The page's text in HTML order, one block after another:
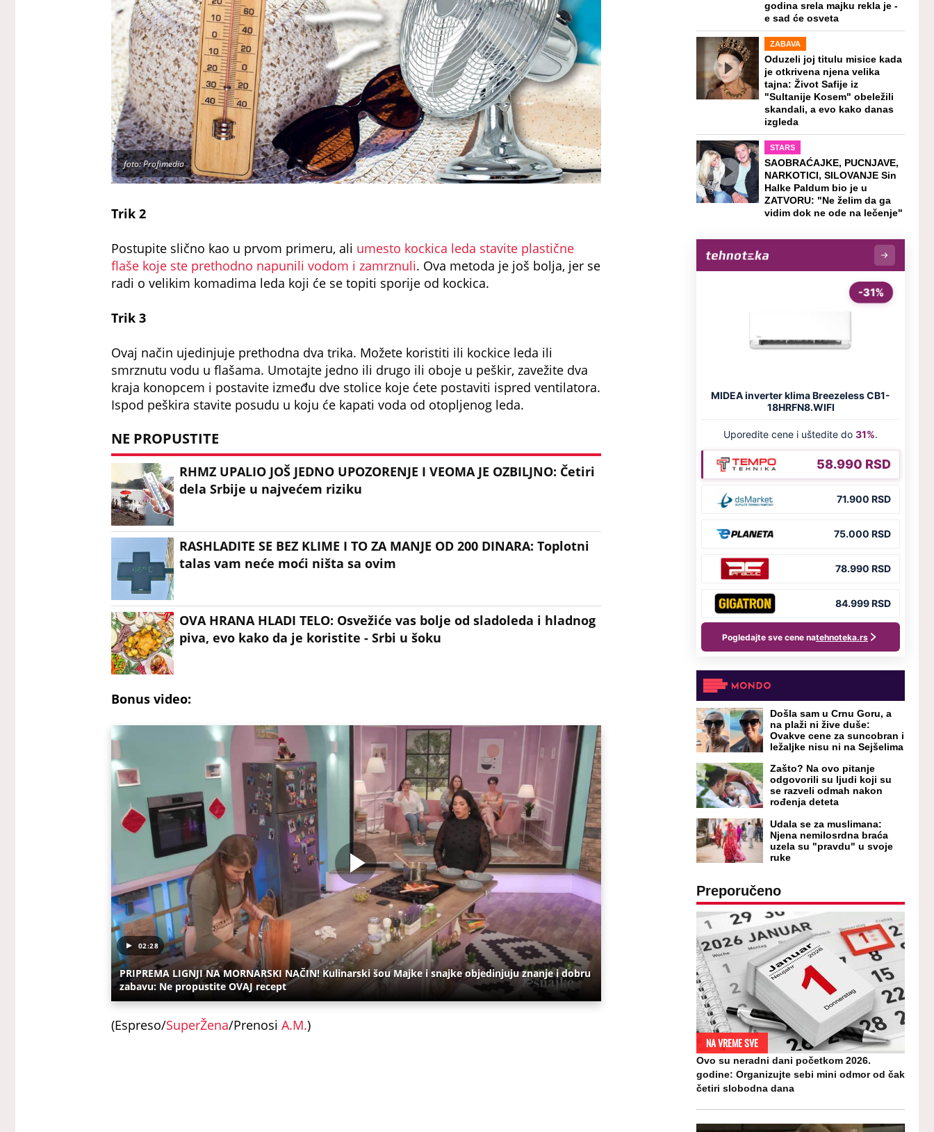
foto: Profimedia
Trik 2
Postupite slično kao u prvom primeru, ali umesto kockica leda stavite plastične
flaše koje ste prethodno napunili vodom i zamrznuli. Ova metoda je još bolja, jer se
radi o velikim komadima leda koji će se topiti sporije od kockica.
Trik 3
Ovaj način ujedinjuje prethodna dva trika. Možete koristiti ili kockice leda ili
smrznutu vodu u flašama. Umotajte jedno ili drugo ili oboje u peškir, zavežite dva
kraja konopcem i postavite između dve stolice koje ćete postaviti ispred ventilatora.
Ispod peškira stavite posudu u koju će kapati voda od otopljenog leda.
NE PROPUSTITE
RHMZ UPALIO JOŠ JEDNO UPOZORENJE I VEOMA JE OZBILJNO: Četiri
dela Srbije u najvećem riziku
RASHLADITE SE BEZ KLIME I TO ZA MANJE OD 200 DINARA: Toplotni
talas vam neće moći ništa sa ovim
OVA HRANA HLADI TELO: Osvežiće vas bolje od sladoleda i hladnog
piva, evo kako da je koristite - Srbi u šoku
Bonus video:
02:28
PRIPREMA LIGNJI NA MORNARSKI NAČIN! Kulinarski šou Majke i snajke objedinjuju znanje i dobru
zabavu: Ne propustite OVAJ recept
(Espreso/SuperŽena/Prenosi A.M.)
godina srela majku rekla je -
e sad će osveta
ZABAVA
Oduzeli joj titulu misice kada
je otkrivena njena velika
tajna: Život Safije iz
"Sultanije Kosem" obeležili
skandali, a evo kako danas
izgleda
STARS
SAOBRAĆAJKE, PUCNJAVE,
NARKOTICI, SILOVANJE Sin
Halke Paldum bio je u
ZATVORU: "Ne želim da ga
vidim dok ne ode na lečenje"
Došla sam u Crnu Goru, a
na plaži ni žive duše:
Ovakve cene za suncobran i
ležaljke nisu ni na Sejšelima
Zašto? Na ovo pitanje
odgovorili su ljudi koji su
se razveli odmah nakon
rođenja deteta
Udala se za muslimana:
Njena nemilosrdna braća
uzela su "pravdu" u svoje
ruke
Preporučeno
NA VREME SVE
Ovo su neradni dani početkom 2026.
godine: Organizujte sebi mini odmor od čak
četiri slobodna dana